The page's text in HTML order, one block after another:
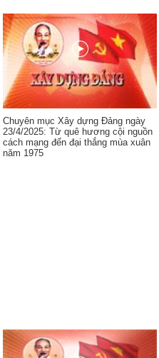
Chuyên mục Xây dựng Đảng ngày
23/4/2025: Từ quê hương cội nguồn
cách mạng đến đại thắng mùa xuân
năm 1975